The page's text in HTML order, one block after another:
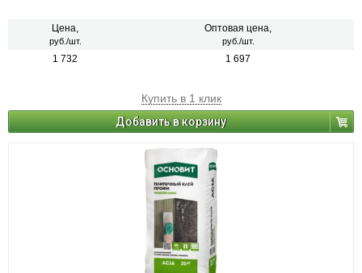
Плиточный клей Основит СКОРПЛИКСAC15 R можно применять для
укладки теплого пола.
Цена,
руб./шт.
Оптовая цена,
руб./шт.
1 732 1 697
Купить в 1 клик
Добавить в корзину